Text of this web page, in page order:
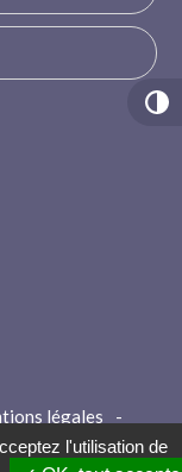
légales
-
l'utilisation de